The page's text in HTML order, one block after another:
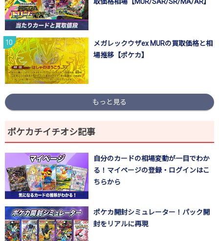
メガレックウザex MURの買取価格と相
場推移【ポケカ】
もっと見る
ポケカチイチオシ記事
自分のカードの相場変動が一目でわか
る！マイページの登録・ログインはこ
ちらから
ポケカ開封シミュレーター！パック開
封をリアルに再現